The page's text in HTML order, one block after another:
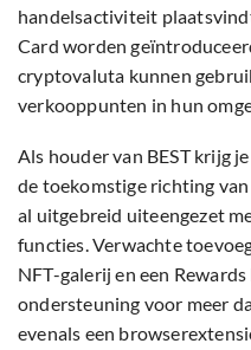
handelsactiviteit
Card worden
cryptovaluta kunnen
verkooppunten in hun
Als houder van BEST krijg
de toekomstige richting
al uitgebreid uiteengezet
functies. Verwachte
NFT-galerij en een
ondersteuning voor meer
evenals een